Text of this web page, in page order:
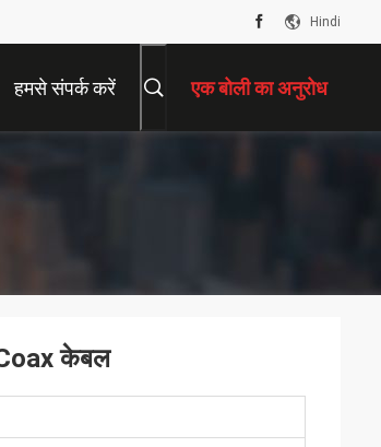
Hindi
हमसे संपर्क करें एक बोली का अनुरोध
केबल